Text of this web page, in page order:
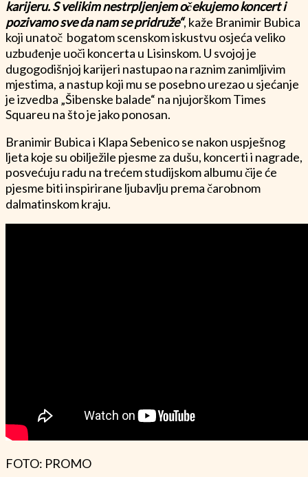
karijeru. S velikim nestrpljenjem očekujemo koncert i
pozivamo sve da nam se pridruže“, kaže Branimir Bubica
koji unatoč bogatom scenskom iskustvu osjeća veliko
uzbuđenje uoči koncerta u Lisinskom. U svojoj je
dugogodišnjoj karijeri nastupao na raznim zanimljivim
mjestima, a nastup koji mu se posebno urezao u sjećanje
je izvedba „Šibenske balade“ na njujorškom Times
Squareu na što je jako ponosan.
Branimir Bubica i Klapa Sebenico se nakon uspješnog
ljeta koje su obilježile pjesme za dušu, koncerti i nagrade,
posvećuju radu na trećem studijskom albumu čije će
pjesme biti inspirirane ljubavlju prema čarobnom
dalmatinskom kraju.
FOTO: PROMO